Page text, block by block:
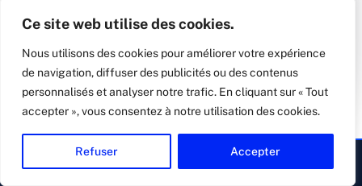
Ce site web utilise des cookies.
Nous utilisons des cookies pour améliorer votre expérience
de navigation, diffuser des publicités ou des contenus
personnalisés et analyser notre trafic. En cliquant sur « Tout
accepter », vous consentez à notre utilisation des cookies.
Refuser Accepter
Lun-Ven 8h30-17h30